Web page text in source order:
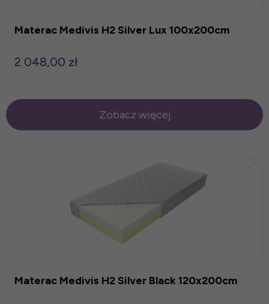
Materac Medivis H2 Silver Lux 100x200cm
2 048,00 zł
Zobacz więcej
Materac Medivis H2 Silver Black 120x200cm